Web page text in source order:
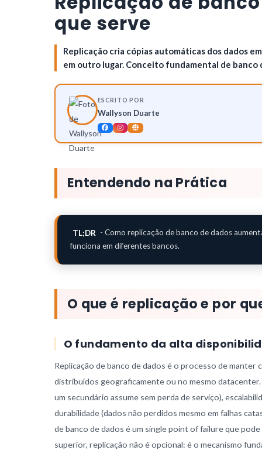
que serve
Replicação cria cópias automáticas dos dados
em outro lugar. Conceito fundamental de banco
ESCRITO POR
Wallyson Duarte
Entendendo na Prática
TL;DR - Como replicação de banco de dados
funciona em diferentes bancos.
O que é replicação e por
O fundamento da alta
Replicação de banco de dados é o processo de
distribuídos geograficamente ou no mesmo
um secundário assume sem perda de serviço),
durabilidade (dados não perdidos mesmo em falhas
de banco de dados é um single point of failure que
superior, replicação não é opcional: é o mecanismo